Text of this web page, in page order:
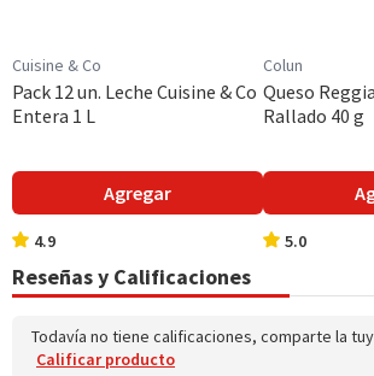
Hidratos de Carbon
o disponibles (g)
*Ingesta de referencia de un adulto promedio
Tamaño
Individual
Cuisine & Co
Pack 12 un. Leche Cuisine & Co
Entera 1 L
Agregar
4.9
Colun
Queso
Rallado 40 g
5.0
Reseñas y Calificaciones
Todavía no tiene calificaciones, comparte la
Calificar producto